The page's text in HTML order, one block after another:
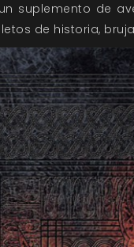
suplemento de
de historia,